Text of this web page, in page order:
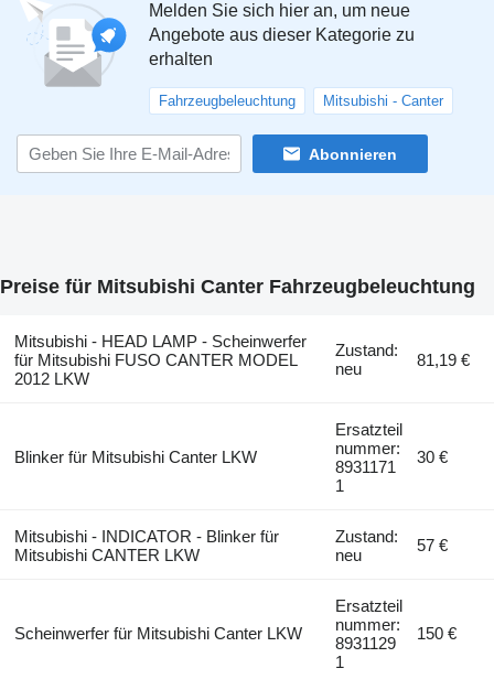
Melden Sie sich hier an, um neue
Angebote aus dieser Kategorie zu
erhalten
Fahrzeugbeleuchtung Mitsubishi - Canter
Abonnieren
Preise für Mitsubishi Canter Fahrzeugbeleuchtung
Mitsubishi - HEAD LAMP - Scheinwerfer
für Mitsubishi FUSO CANTER MODEL
2012 LKW
Zustand:
neu
81,19 €
Blinker für Mitsubishi Canter LKW
Ersatzteil
nummer:
8931171
1
30 €
Mitsubishi - INDICATOR - Blinker für
Mitsubishi CANTER LKW
Zustand:
neu
57 €
Scheinwerfer für Mitsubishi Canter LKW
Ersatzteil
nummer:
8931129
1
150 €